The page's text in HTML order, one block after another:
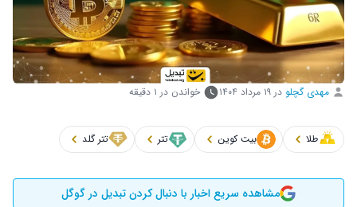
مهدی گچلو در ۱۹ مرداد ۱۴۰۴ خواندن در ۱ دقیقه
طلا بیت کوین تتر تتر گلد
مشاهده سریع اخبار با دنبال کردن تبدیل در گوگل